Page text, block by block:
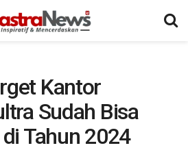
Kantor
Sudah Bisa
Tahun 2024